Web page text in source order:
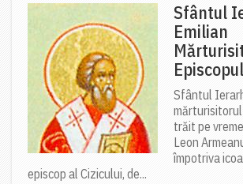
Sfântul
Emilian
Sfântul
trăit pe
Leon
împotriva
episcop al Cizicului, de...